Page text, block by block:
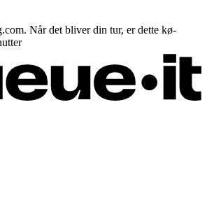
Når det bliver din tur, er dette kø-